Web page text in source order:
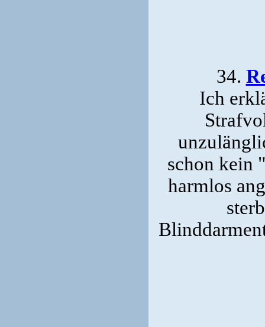
34.
Ich
schon kein
harmlos